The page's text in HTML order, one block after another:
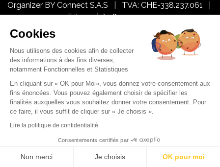
Cookies
Nous utilisons des cookies afin de collecter
des informations à des fins diverses,
notamment Fonctionnelles et Statistiques
En cliquant sur « OK pour Moi», vous donnez votre consentement aux
fins énoncées. Vous pouvez également choisir de spécifier les
finalités auxquelles vous souhaitez donner votre consentement. Pour
ce faire, il vous suffit de cliquer sur « Je choisis ».
Lire la politique de confidentialité
Consentements certifiés par
Non merci Je choisis OK pour moi
Organizer BY Connect S.A.S | TVA: CHE-338.237.061 |
Tel: +33 (0)9 81 45 10 19
GDRP / Your data / Terms of use
Our other events